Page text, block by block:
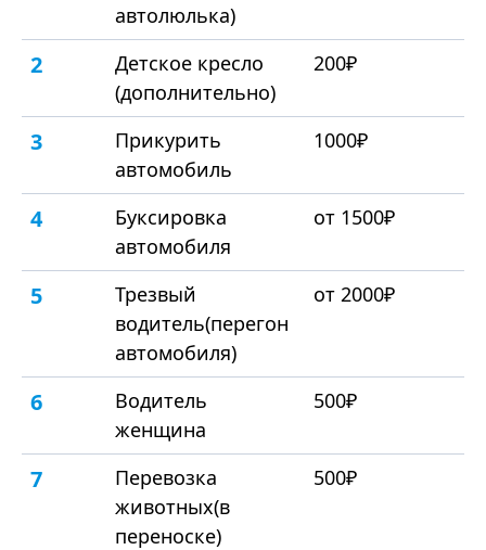
автолюлька)
2
Детское кресло
(дополнительно)
200₽
3
Прикурить
автомобиль
1000₽
4
Буксировка
автомобиля
от 1500₽
5
Трезвый
водитель(перегон
автомобиля)
от 2000₽
6
Водитель
женщина
500₽
7
Перевозка
животных(в
переноске)
500₽